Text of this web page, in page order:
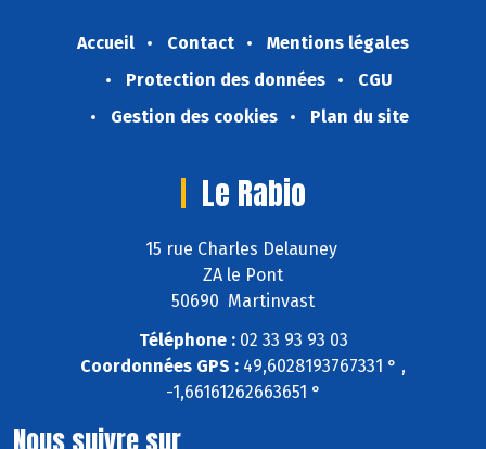
Accueil Contact
Mentions légales
Protection des données
CGU
Gestion des cookies
Plan du site
Le Rabio
15 rue Charles Delauney
ZA le Pont
50690 Martinvast
Téléphone :02 33 93 93 03
Coordonnées GPS : 49,6028193767331 ° ,
-1,66161262663651 °